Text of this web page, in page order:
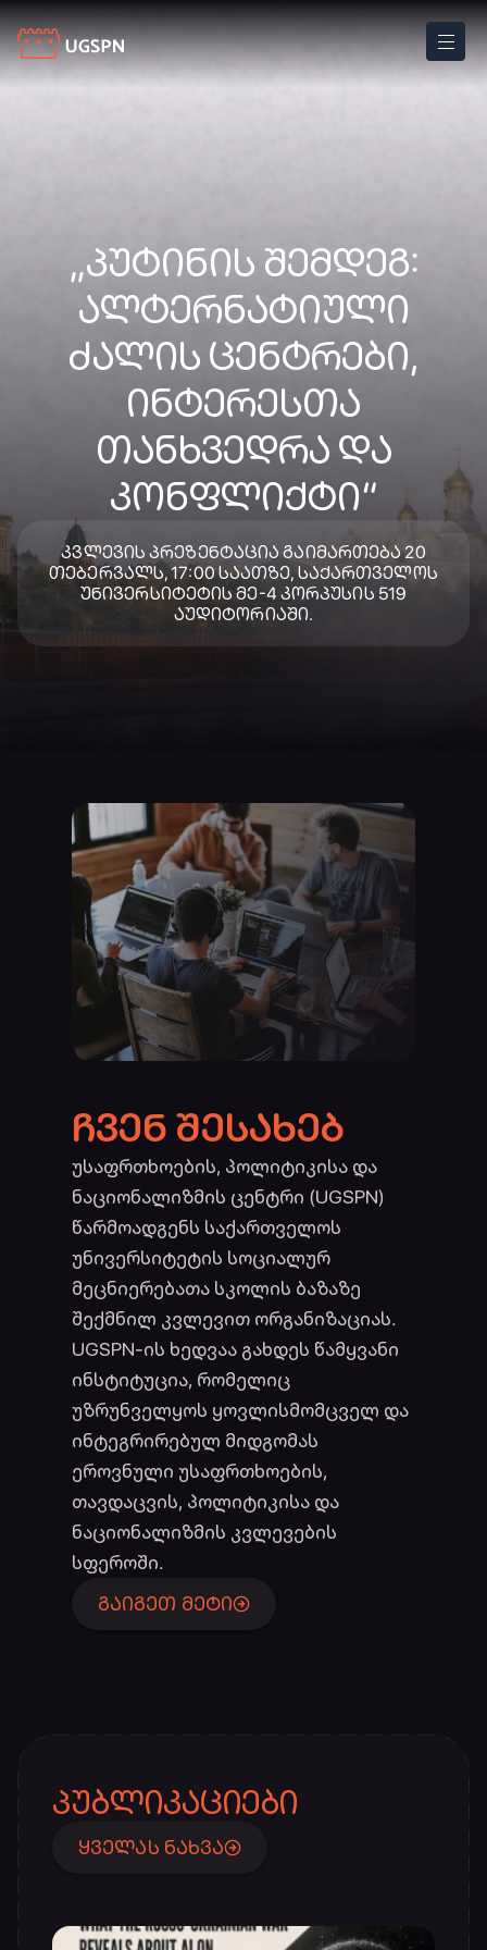
„ᲞᲣᲢᲘᲜᲘᲡ ᲨᲔᲛᲓᲔᲒ:
ᲐᲚᲢᲔᲠᲜᲐᲢᲘᲣᲚᲘ
ᲫᲐᲚᲘᲡ ᲪᲔᲜᲢᲠᲔᲑᲘ,
ᲘᲜᲢᲔᲠᲔᲡᲗᲐ
ᲗᲐᲜᲮᲕᲔᲓᲠᲐ ᲓᲐ
ᲙᲝᲜᲤᲚᲘᲥᲢᲘ“
ᲙᲕᲚᲔᲕᲘᲡ ᲞᲠᲔᲖᲔᲜᲢᲐᲪᲘᲐ ᲒᲐᲘᲛᲐᲠᲗᲔᲑᲐ 20
ᲗᲔᲑᲔᲠᲕᲐᲚᲡ, 17:00 ᲡᲐᲐᲗᲖᲔ, ᲡᲐᲥᲐᲠᲗᲕᲔᲚᲝᲡ
ᲣᲜᲘᲕᲔᲠᲡᲘᲢᲔᲢᲘᲡ ᲛᲔ-4 ᲙᲝᲠᲞᲣᲡᲘᲡ 519
ᲐᲣᲓᲘᲢᲝᲠᲘᲐᲨᲘ.
ᲩᲕᲔᲜ ᲨᲔᲡᲐᲮᲔᲑ
უსაფრთხოების, პოლიტიკისა და
ნაციონალიზმის ცენტრი (UGSPN)
წარმოადგენს საქართველოს
უნივერსიტეტის სოციალურ
მეცნიერებათა სკოლის ბაზაზე
შექმნილ კვლევით ორგანიზაციას.
UGSPN-ის ხედვაა გახდეს წამყვანი
ინსტიტუცია, რომელიც
უზრუნველყოს ყოვლისმომცველ და
ინტეგრირებულ მიდგომას
ეროვნული უსაფრთხოების,
თავდაცვის, პოლიტიკისა და
ნაციონალიზმის კვლევების
სფეროში.
ᲒᲐᲘᲒᲔᲗ ᲛᲔᲢᲘ
ᲞᲣᲑᲚᲘᲙᲐᲪᲘᲔᲑᲘ
ᲧᲕᲔᲚᲐᲡ ᲜᲐᲮᲕᲐ